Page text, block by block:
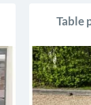
Table